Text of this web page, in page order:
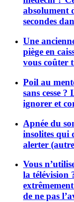
absolument
secondes
Une
piège en
vous coûter
Poil au
sans cesse ?
ignorer et
Apnée du
insolites qui
alerter
Vous
la télévision
de ne pas